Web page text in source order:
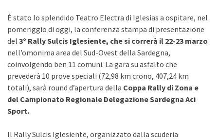
È stato lo splendido Teatro Electra di Iglesias a ospitare, nel
pomeriggio di oggi, la conferenza stampa di presentazione
del 3º Rally Sulcis Iglesiente, che si correrà il 22-23 marzo
nell’omonima area del Sud-Ovest della Sardegna,
coinvolgendo ben 11 comuni. La gara su asfalto che
prevederà 10 prove speciali (72,98 km crono, 407,24 km
totali), sarà round d’apertura della Coppa Rally di Zona e
del Campionato Regionale Delegazione Sardegna Aci
Sport.
Il Rally Sulcis Iglesiente, organizzato dalla scuderia